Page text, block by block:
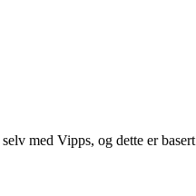
med Vipps, og dette er